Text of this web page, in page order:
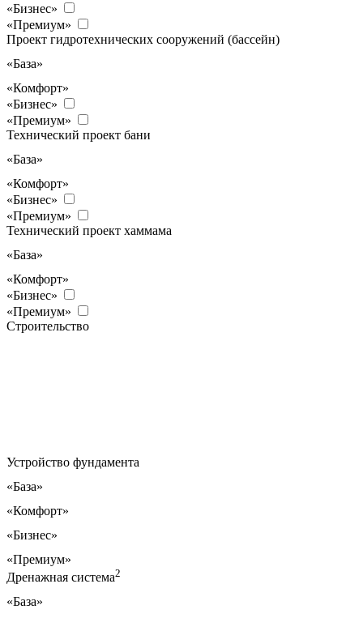
«Бизнес»
«Премиум»
Проект гидротехнических сооружений (бассейн)
«База»
«Комфорт»
«Бизнес»
«Премиум»
Технический проект бани
«База»
«Комфорт»
«Бизнес»
«Премиум»
Технический проект хаммама
«База»
«Комфорт»
«Бизнес»
«Премиум»
Строительство
Устройство фундамента
«База»
«Комфорт»
«Бизнес»
«Премиум»
Дренажная система2
«База»